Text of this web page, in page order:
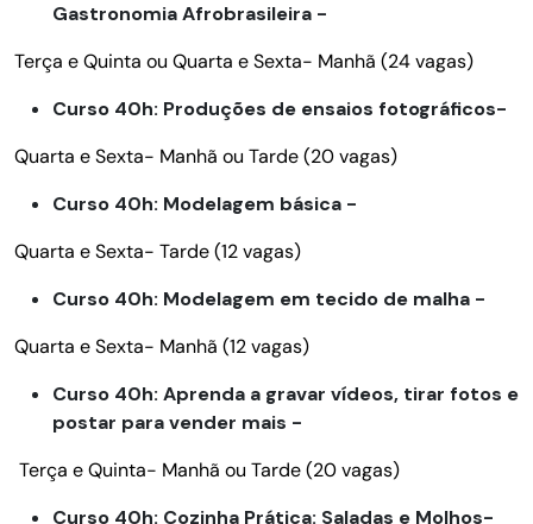
Gastronomia Afrobrasileira -
Terça e Quinta ou Quarta e Sexta- Manhã (24 vagas)
Curso 40h: Produções de ensaios fotográficos-
Quarta e Sexta- Manhã ou Tarde (20 vagas)
Curso 40h: Modelagem básica -
Quarta e Sexta- Tarde (12 vagas)
Curso 40h: Modelagem em tecido de malha -
Quarta e Sexta- Manhã (12 vagas)
Curso 40h: Aprenda a gravar vídeos, tirar fotos e
postar para vender mais -
Terça e Quinta- Manhã ou Tarde (20 vagas)
Curso 40h: Cozinha Prática: Saladas e Molhos-